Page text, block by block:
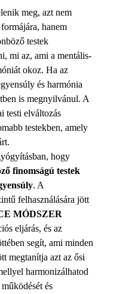
meg, azt nem
hanem
testek
mi az, ami a mentális-
okoz. Ha az
és harmónia
is megnyilvánul. A
testi elváltozás
testekben, amely
hogy
finomságú testek
. A
felhasználására jött
MÓDSZER
eljárás, és az
segít, ami minden
megtanítja azt az ősi
harmonizálhatod
és